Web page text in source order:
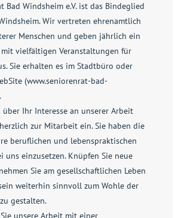
Bad Windsheim e.V. ist das Bindeglied
Wir vertreten ehrenamtlich
Menschen und geben jährlich ein
vielfältigen Veranstaltungen für
Sie erhalten es im Stadtbüro oder
(www.seniorenrat-bad-
Ihr Interesse an unserer Arbeit
zur Mitarbeit ein. Sie haben die
beruflichen und lebenspraktischen
uns einzusetzen. Knüpfen Sie neue
Sie am gesellschaftlichen Leben
weiterhin sinnvoll zum Wohle der
gestalten.
unsere Arbeit mit einer